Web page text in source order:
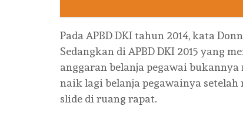
Pada APBD DKI tahun 2014, kata
Sedangkan di APBD DKI 2015 yang
anggaran belanja pegawai
naik lagi belanja pegawainya
slide di ruang rapat.